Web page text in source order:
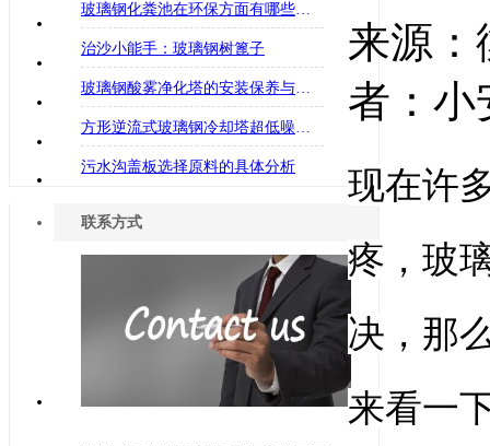
玻璃钢化粪池在环保方面有哪些优势
治沙小能手：玻璃钢树篦子
玻璃钢酸雾净化塔的安装保养与维护常识
方形逆流式玻璃钢冷却塔超低噪声逆流冷却塔150t逆流
污水沟盖板选择原料的具体分析
联系方式
来源
者：
现在许
疼，玻
决，那
来看一